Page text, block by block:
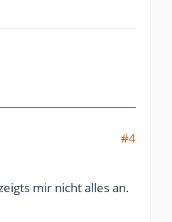
#4
mir nicht alles an.